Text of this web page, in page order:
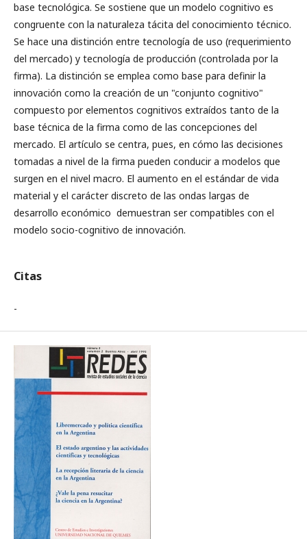
base tecnológica. Se sostiene que un modelo cognitivo es
congruente con la naturaleza tácita del conocimiento técnico.
Se hace una distinción entre tecnología de uso (requerimiento
del mercado) y tecnología de producción (controlada por la
firma). La distinción se emplea como base para definir la
innovación como la creación de un "conjunto cognitivo"
compuesto por elementos cognitivos extraídos tanto de la
base técnica de la firma como de las concepciones del
mercado. El artículo se centra, pues, en cómo las decisiones
tomadas a nivel de la firma pueden conducir a modelos que
surgen en el nivel macro. El aumento en el estándar de vida
material y el carácter discreto de las ondas largas de
desarrollo económico demuestran ser compatibles con el
modelo socio-cognitivo de innovación.
Citas
-